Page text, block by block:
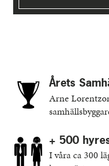
Årets
Arne
+ 500
I våra ca 300